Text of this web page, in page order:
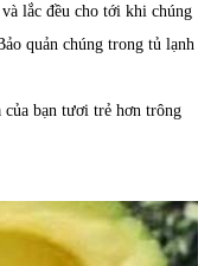
lắc đều cho tới khi chúng
quản chúng trong tủ lạnh
bạn tươi trẻ hơn trông